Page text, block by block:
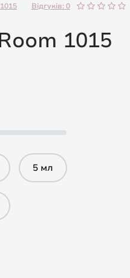
Відгуків: 0
1015
5 мл